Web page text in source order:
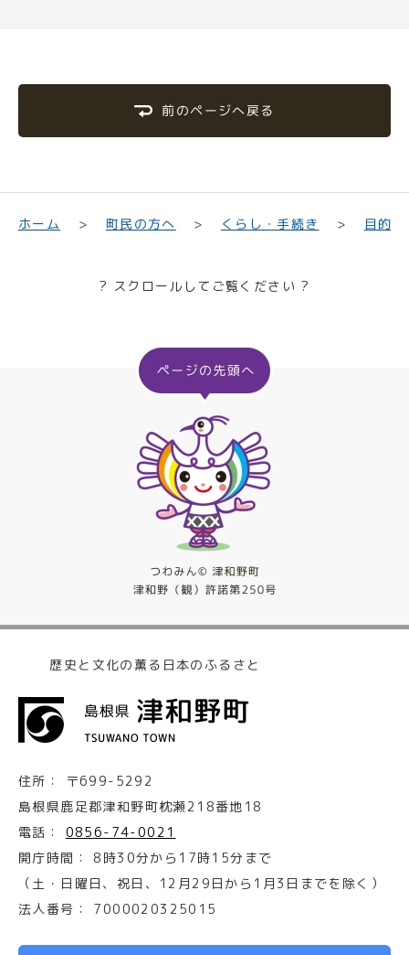
前のページへ戻る
ホーム 町民の方へ くらし・手続き 目的
? スクロールしてご覧ください ?
歴史と文化の薫る日本のふるさと
住所：
〒699-5292
島根県鹿足郡津和野町枕瀬218番地18
電話：
0856-74-0021
開庁時間：
8時30分から17時15分まで
（土・日曜日、祝日、12月29日から1月3日までを除く）
法人番号：
7000020325015